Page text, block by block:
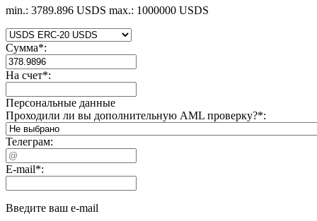
min.: 3789.896 USDS max.: 1000000 USDS
Сумма*:
На счет*:
Персональные данные
Проходили ли вы дополнительную AML проверку?*:
Телеграм:
E-mail*:
Введите ваш e-mail